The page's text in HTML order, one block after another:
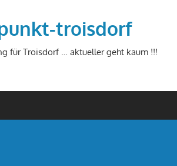
troisdorf
für Troisdorf … aktueller geht kaum !!!